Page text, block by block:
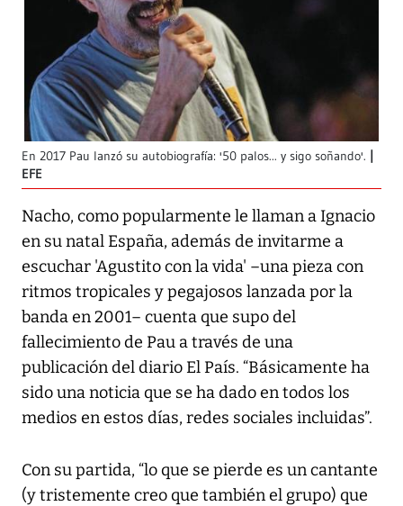
En 2017 Pau lanzó su autobiografía: '50 palos... y sigo soñando'.
EFE
Nacho, como popularmente le llaman a Ignacio
en su natal España, además de invitarme a
escuchar 'Agustito con la vida' –una pieza con
ritmos tropicales y pegajosos lanzada por la
banda en 2001– cuenta que supo del
fallecimiento de Pau a través de una
publicación del diario El País. “Básicamente ha
sido una noticia que se ha dado en todos los
medios en estos días, redes sociales incluidas”.
Con su partida, “lo que se pierde es un cantante
(y tristemente creo que también el grupo) que